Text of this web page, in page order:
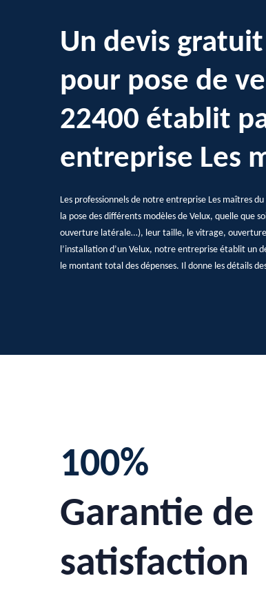
Un devis
pour pose de
22400 établit
entreprise Les
Les professionnels de notre entreprise Les maîtres
la pose des différents modèles de Velux, quelle que
ouverture latérale…), leur taille, le vitrage,
l’installation d’un Velux, notre entreprise établit un
le montant total des dépenses. Il donne les détails
100%
Garantie de
satisfaction